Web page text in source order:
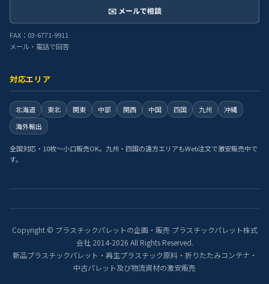
✉️ メールで相談
FAX：03-6771-9911
メール・電話で回答
対応エリア
北海道 東北 関東 中部 関西 中国 四国 九州
沖縄
海外輸出
全国対応・10枚〜小口販売OK。九州・四国の遠方エリアもWeb注文で激安販売中で
す。
Copyright © プラスチックパレットの企画・販売 プラスチックパレット株式
会社 2014-2026 All Rights Reserved.
新品プラスチックパレット・再生プラスチック原料・折りたたみコンテナ・
中古パレット及び物流資材の激安販売